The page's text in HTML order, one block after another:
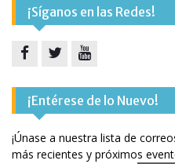
¡Síganos en las Redes!
¡Entérese de lo Nuevo!
¡Únase a nuestra lista de
más recientes y próximos